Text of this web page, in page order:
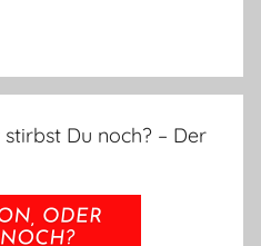
Du noch? – Der